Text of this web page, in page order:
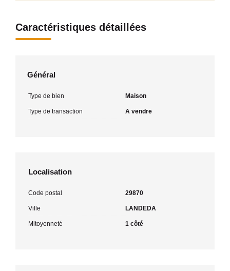
Caractéristiques détaillées
Général
Type de bien Maison
Type de transaction A vendre
Localisation
Code postal 29870
Ville LANDEDA
Mitoyenneté 1 côté